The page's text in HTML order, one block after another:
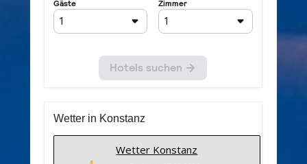
Wetter in Konstanz
Wetter Konstanz